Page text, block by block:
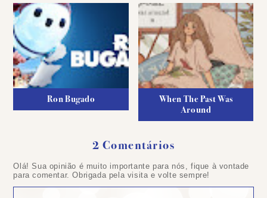
Ron Bugado
When The Past Was
Around
2 Comentários
Olá! Sua opinião é muito importante para nós, fique à vontade
para comentar. Obrigada pela visita e volte sempre!